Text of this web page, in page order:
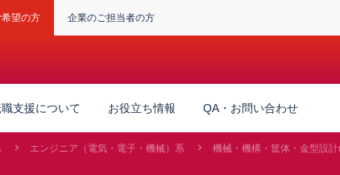
望の方 企業のご担当者の方
支援について お役立ち情報 QA・お問い合わせ
エンジニア（電気・電子・機械）系 機械・機構・筐体・金型設